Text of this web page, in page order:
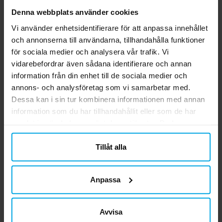
Denna webbplats använder cookies
Vi använder enhetsidentifierare för att anpassa innehållet
och annonserna till användarna, tillhandahålla funktioner
för sociala medier och analysera vår trafik. Vi
vidarebefordrar även sådana identifierare och annan
information från din enhet till de sociala medier och
annons- och analysföretag som vi samarbetar med.
Dessa kan i sin tur kombinera informationen med annan
information som du har tillhandahållit eller som de har
närsomhelst ändra ditt samtycke.
Tillåt alla
Anpassa
Avvisa
skolan, kontoret eller som en rolig
överraskning i kalaspåsen för alla unga
häxor och trollkarlar. ✔️ 8 pennor med
sudd ✔️ Motiv inspirerade av Hogwarts
och elevhemmen ✔️ Officiellt licensierad
Harry Potter, Glasögonbågar 4-
pack
4 st. glasögonbågar av hårdplast. Med
dessa kan du och dina vänner klä ut er
som Harry Potter till kalaset.
49,00 kr
Relaterade produkter